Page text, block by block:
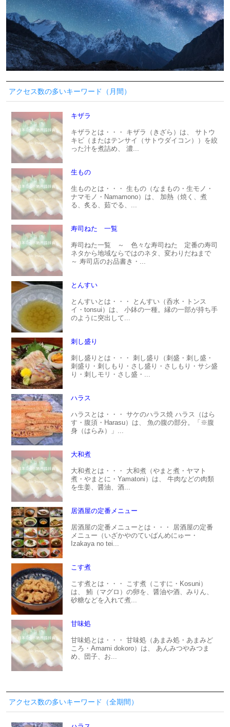
アクセス数の多いキーワード（月間）
キザラ
キザラとは・・・ キザラ（きざら）は、 サトウ
キビ（またはテンサイ（サトウダイコン））を絞
った汁を煮詰め、 濃...
生もの
生ものとは・・・ 生もの（なまもの・生モノ・
ナマモノ・Namamono）は、 加熱（焼く、煮
る、炙る、茹でる、...
寿司ねた 一覧
寿司ねた一覧 ～ 色々な寿司ねた 定番の寿司
ネタから地域ならではのネタ、変わりだねまで
～ 寿司店のお品書き・...
とんすい
とんすいとは・・・ とんすい（呑水・トンス
イ・tonsui）は、 小鉢の一種。縁の一部が持ち手
のように突出して...
刺し盛り
刺し盛りとは・・・ 刺し盛り（刺盛・刺し盛・
刺盛り・刺しもり・さし盛り・さしもり・サシ盛
り・刺しモリ・さし盛・...
ハラス
ハラスとは・・・ サケのハラス焼 ハラス（はら
す・腹須・Harasu）は、 魚の腹の部分。「※腹
身（はらみ）」...
大和煮
大和煮とは・・・ 大和煮（やまと煮・ヤマト
煮・やまとに・Yamatoni）は、 牛肉などの肉類
を生姜、醤油、酒...
居酒屋の定番メニュー
居酒屋の定番メニューとは・・・ 居酒屋の定番
メニュー（いざかやのていばんめにゅー・
Izakaya no tei...
こす煮
こす煮とは・・・ こす煮（こすに・Kosuni）
は、 鮪（マグロ）の卵を、醤油や酒、みりん、
砂糖などを入れて煮...
甘味処
甘味処とは・・・ 甘味処（あまみ処・あまみど
ころ・Amami dokoro）は、 あんみつやみつま
め、団子、お...
アクセス数の多いキーワード（全期間）